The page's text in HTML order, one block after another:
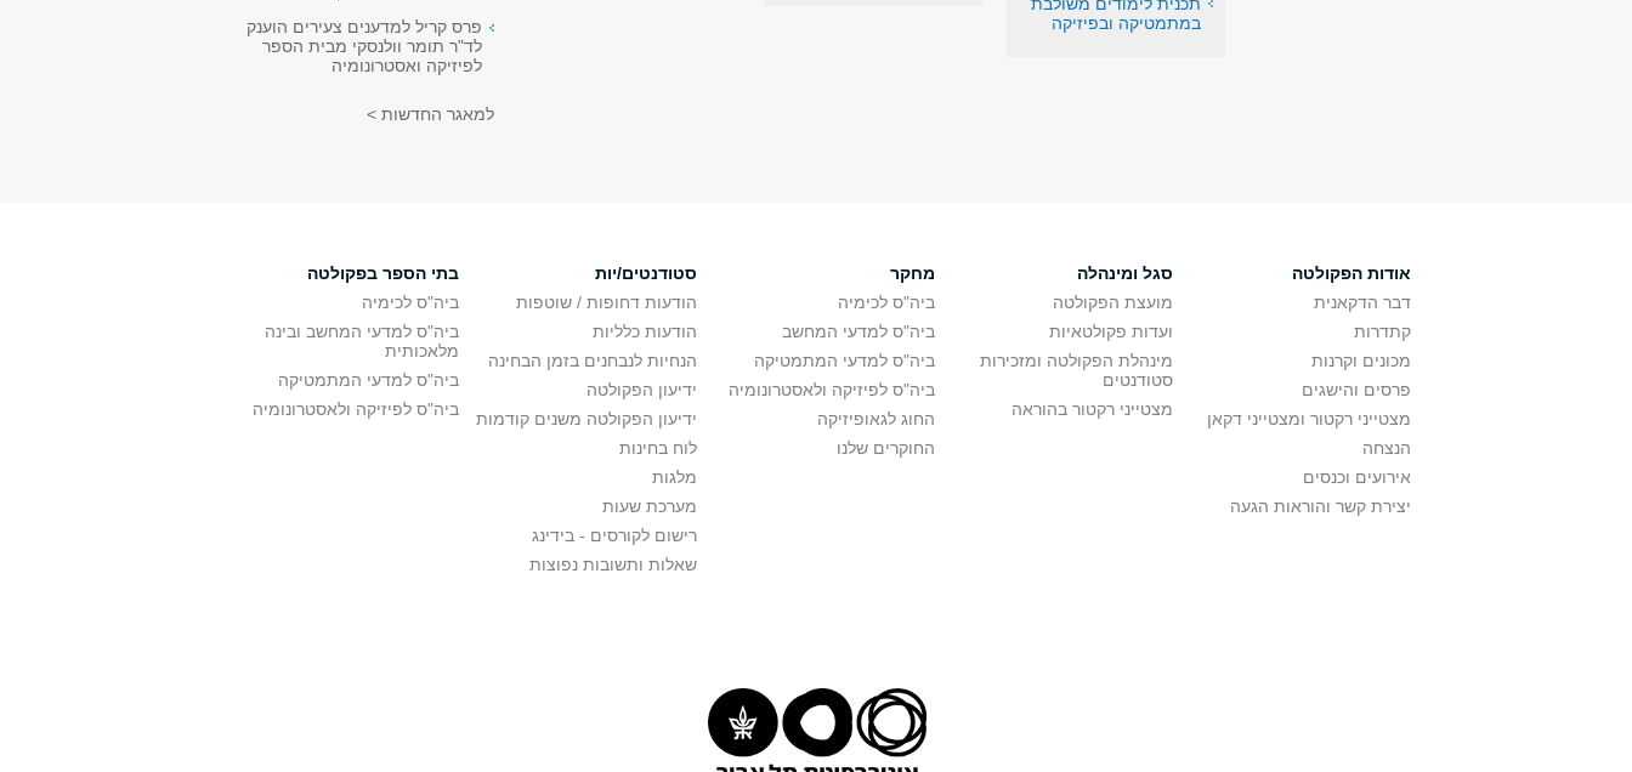
במתמטיקה ובפיזיקה
פרס קריל למדענים צעירים הוענק
לד"ר תומר וולנסקי מבית הספר
לפיזיקה ואסטרונומיה
למאגר החדשות >
אודות הפקולטה
דבר הדקאנית
קתדרות
מכונים וקרנות
פרסים והישגים
מצטייני רקטור ומצטייני דקאן
הנצחה
אירועים וכנסים
יצירת קשר והוראות הגעה
סגל ומינהלה
מועצת הפקולטה
ועדות פקולטאיות
מינהלת הפקולטה ומזכירות
סטודנטים
מצטייני רקטור בהוראה
מחקר
ביה"ס לכימיה
ביה"ס למדעי המחשב
ביה"ס למדעי המתמטיקה
ביה"ס לפיזיקה ולאסטרונומיה
החוג לגאופיזיקה
החוקרים שלנו
סטודנטים/יות
הודעות דחופות / שוטפות
הודעות כלליות
הנחיות לנבחנים בזמן הבחינה
ידיעון הפקולטה
ידיעון הפקולטה משנים קודמות
לוח בחינות
מלגות
מערכת שעות
רישום לקורסים - בידינג
שאלות ותשובות נפוצות
בתי הספר בפקולטה
ביה"ס לכימיה
ביה"ס למדעי המחשב ובינה
מלאכותית
ביה"ס למדעי המתמטיקה
ביה"ס לפיזיקה ולאסטרונומיה